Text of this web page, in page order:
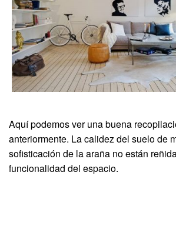
Aquí podemos ver una buena
anteriormente. La calidez del suelo de
sofisticación de la araña no están
funcionalidad del espacio.